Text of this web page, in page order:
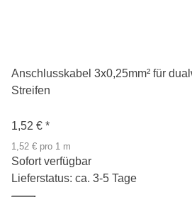
Anschlusskabel 3x0,25mm² für
Streifen
1,52 € *
1,52 € pro 1 m
Sofort verfügbar
Lieferstatus: ca. 3-5 Tage